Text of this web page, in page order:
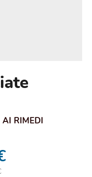
RIMEDI